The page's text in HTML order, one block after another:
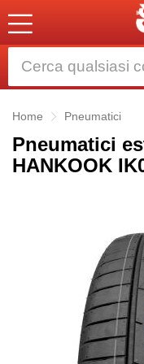
Home Pneumatici
Pneumatici
HANKOOK